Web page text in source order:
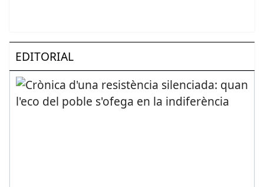
EDITORIAL